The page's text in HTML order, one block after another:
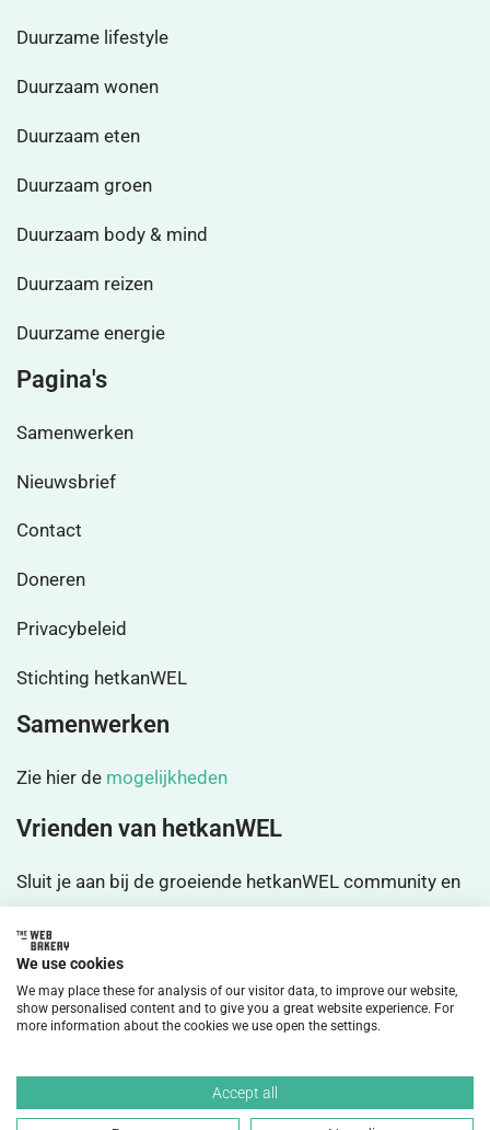
Duurzame lifestyle
Duurzaam wonen
Duurzaam eten
Duurzaam groen
Duurzaam body & mind
Duurzaam reizen
Duurzame energie
Pagina's
Samenwerken
Nieuwsbrief
Contact
Doneren
Privacybeleid
Stichting hetkanWEL
Samenwerken
Zie hier de mogelijkheden
Vrienden van hetkanWEL
Sluit je aan bij de groeiende hetkanWEL community en
©2026 HetkanWEL Alle rechten voorbehouden.
Disclaimer
We use cookies
We may place these for analysis of our visitor data, to improve our website,
show personalised content and to give you a great website experience. For
more information about the cookies we use open the settings.
Accept all